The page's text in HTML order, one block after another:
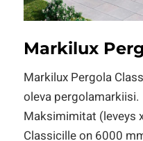
Markilux
Markilux Pergola
oleva pergolamarkiisi.
Maksimimitat (leveys
Classicille on 6000